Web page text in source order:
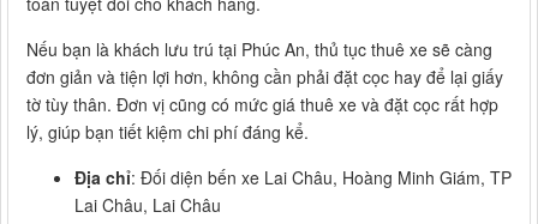
Nếu bạn là khách lưu trú tại Phúc An, thủ tục thuê xe sẽ càng
đơn giản và tiện lợi hơn, không cần phải đặt cọc hay để lại giấy
tờ tùy thân. Đơn vị cũng có mức giá thuê xe và đặt cọc rất hợp
lý, giúp bạn tiết kiệm chi phí đáng kể.
Địa chỉ: Đối diện bến xe Lai Châu, Hoàng Minh Giám, TP
Lai Châu, Lai Châu